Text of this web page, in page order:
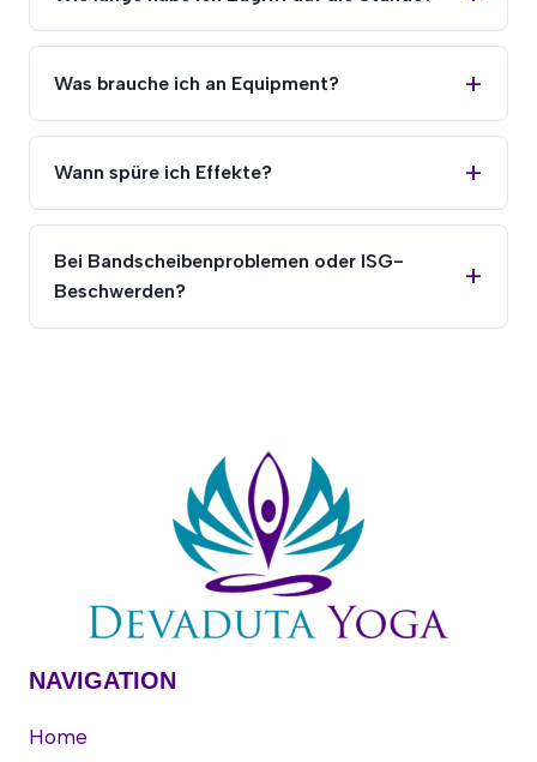
Was brauche ich an Equipment?
Wann spüre ich Effekte?
Bei Bandscheibenproblemen oder ISG-
Beschwerden?
NAVIGATION
Home